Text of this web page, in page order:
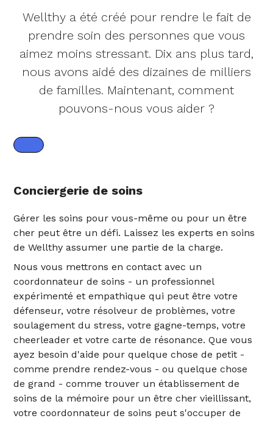
Wellthy a été créé pour rendre le fait de
prendre soin des personnes que vous
aimez moins stressant. Dix ans plus tard,
nous avons aidé des dizaines de milliers
de familles. Maintenant, comment
pouvons-nous vous aider ?
Conciergerie de soins
Gérer les soins pour vous-même ou pour un être
cher peut être un défi. Laissez les experts en soins
de Wellthy assumer une partie de la charge.
Nous vous mettrons en contact avec un
coordonnateur de soins - un professionnel
expérimenté et empathique qui peut être votre
défenseur, votre résolveur de problèmes, votre
soulagement du stress, votre gagne-temps, votre
cheerleader et votre carte de résonance. Que vous
ayez besoin d'aide pour quelque chose de petit -
comme prendre rendez-vous - ou quelque chose
de grand - comme trouver un établissement de
soins de la mémoire pour un être cher vieillissant,
votre coordonnateur de soins peut s'occuper de